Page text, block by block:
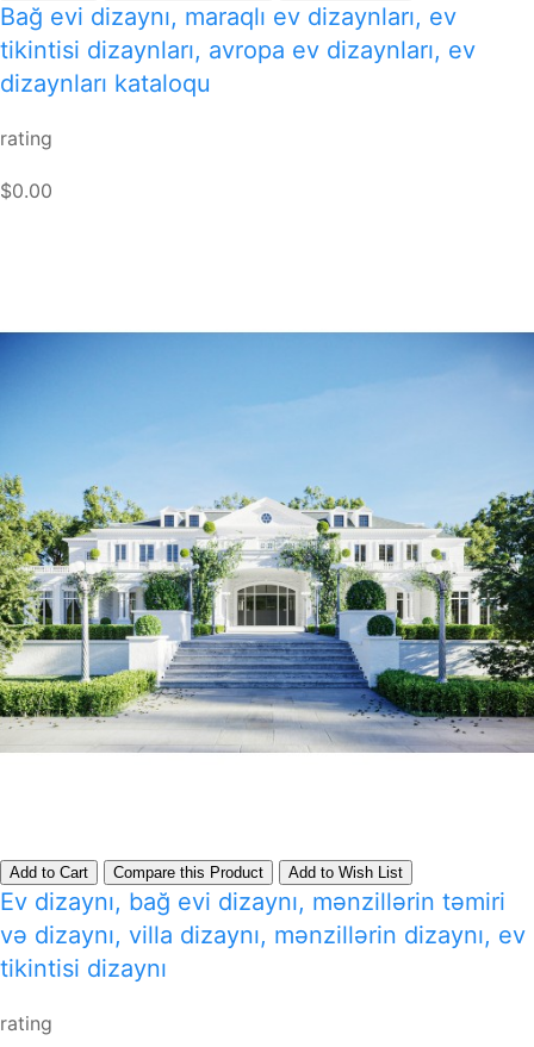
Bağ evi dizaynı, maraqlı ev dizaynları, ev
tikintisi dizaynları, avropa ev dizaynları, ev
dizaynları kataloqu
rating
$0.00
Add to Cart Compare this Product Add to Wish List
Ev dizaynı, bağ evi dizaynı, mənzillərin təmiri
və dizaynı, villa dizaynı, mənzillərin dizaynı, ev
tikintisi dizaynı
rating